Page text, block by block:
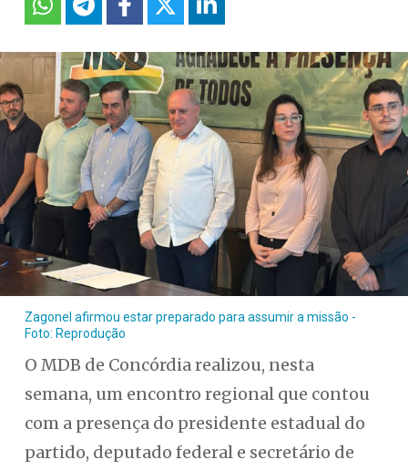
Zagonel afirmou estar preparado para assumir a missão -
Foto: Reprodução
O MDB de Concórdia realizou, nesta
semana, um encontro regional que contou
com a presença do presidente estadual do
partido, deputado federal e secretário de